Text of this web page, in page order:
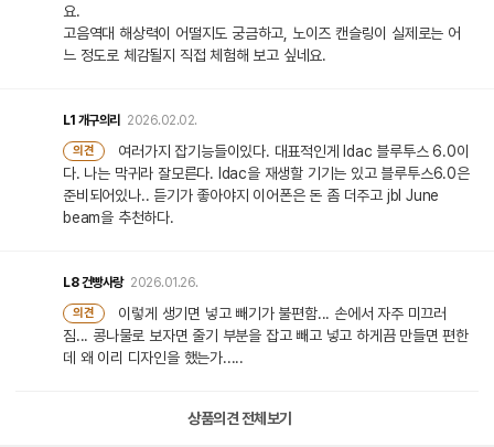
요.
고음역대 해상력이 어떨지도 궁금하고, 노이즈 캔슬링이 실제로는 어
느 정도로 체감될지 직접 체험해 보고 싶네요.
L1 개구의리 2026.02.02.
의견
여러가지 잡기능들이있다. 대표적인게 ldac 블루투스 6.0이
다. 나는 막귀라 잘모른다. ldac을 재생할 기기는 있고 블루투스6.0은
준비되어있나.. 듣기가 좋아야지 이어폰은 돈 좀 더주고 jbl June
beam을 추천하다.
L8 건빵사랑 2026.01.26.
의견
이렇게 생기면 넣고 빼기가 불편함... 손에서 자주 미끄러
짐... 콩나물로 보자면 줄기 부분을 잡고 빼고 넣고 하게끔 만들면 편한
데 왜 이리 디자인을 했는가.....
상품의견 전체보기